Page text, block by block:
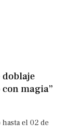
magia”
el 02 de